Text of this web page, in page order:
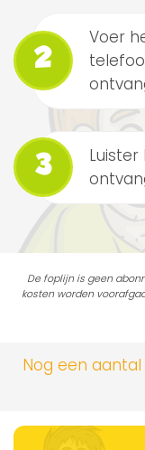
2
Voer
3
Luister
De foplijn is geen
kosten worden
Nog een